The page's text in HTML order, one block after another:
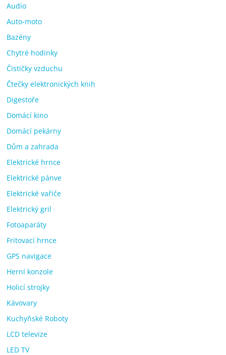
Audio
Auto-moto
Bazény
Chytré hodinky
Čističky vzduchu
Čtečky elektronických knih
Digestoře
Domácí kino
Domácí pekárny
Dům a zahrada
Elektrické hrnce
Elektrické pánve
Elektrické vařiče
Elektrický gril
Fotoaparáty
Fritovací hrnce
GPS navigace
Herní konzole
Holicí strojky
Kávovary
Kuchyňské Roboty
LCD televize
LED TV